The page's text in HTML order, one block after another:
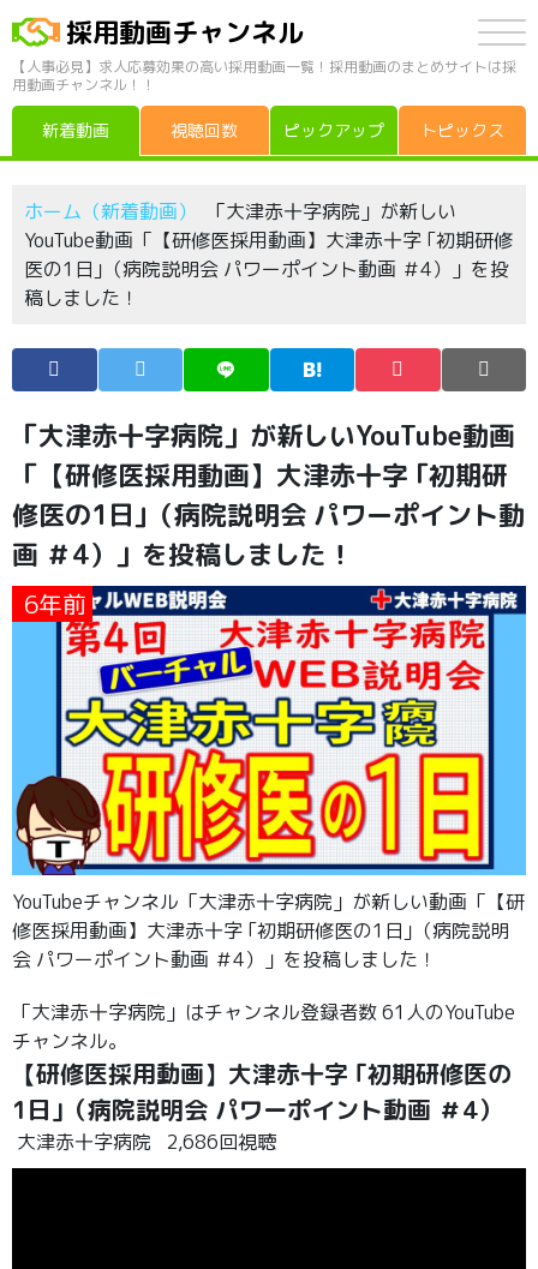
採用動画チャンネル
【人事必見】求人応募効果の高い採用動画一覧！採用動画のまとめサイトは採
用動画チャンネル！！
新着動画 視聴回数 ピックアップ トピックス
ホーム（新着動画）
「大津赤十字病院」が新しい
YouTube動画「【研修医採用動画】大津赤十字 ｢初期研修
医の1日｣（病院説明会 パワーポイント動画 ＃4）」を投
稿しました！
「大津赤十字病院」が新しいYouTube動画
「【研修医採用動画】大津赤十字 ｢初期研
修医の1日｣（病院説明会 パワーポイント動
画 ＃4）」を投稿しました！
6年前
YouTubeチャンネル「大津赤十字病院」が新しい動画「【研
修医採用動画】大津赤十字 ｢初期研修医の1日｣（病院説明
会 パワーポイント動画 ＃4）」を投稿しました！
「大津赤十字病院」はチャンネル登録者数 61人のYouTube
チャンネル。
【研修医採用動画】大津赤十字 ｢初期研修医の
1日｣（病院説明会 パワーポイント動画 ＃4）
大津赤十字病院 2,686回視聴